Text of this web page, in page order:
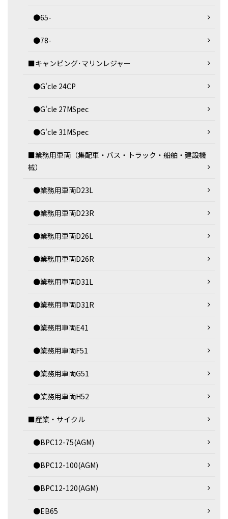
●65-
●78-
■キャンピング･マリンレジャー
●G'cle 24CP
●G'cle 27MSpec
●G'cle 31MSpec
■業務用車両（集配車・バス・トラック・船舶・建設機
械）
●業務用車両D23L
●業務用車両D23R
●業務用車両D26L
●業務用車両D26R
●業務用車両D31L
●業務用車両D31R
●業務用車両E41
●業務用車両F51
●業務用車両G51
●業務用車両H52
■産業・サイクル
●BPC12-75(AGM)
●BPC12-100(AGM)
●BPC12-120(AGM)
●EB65